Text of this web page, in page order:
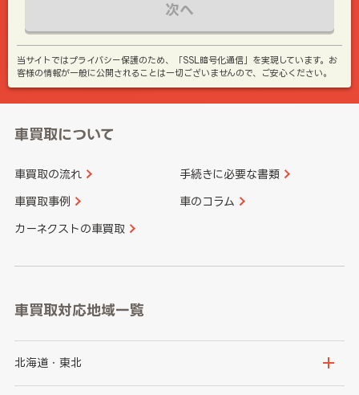
次へ
当サイトではプライバシー保護のため、「SSL暗号化通信」を実現しています。お
客様の情報が一般に公開されることは一切ございませんので、ご安心ください。
車買取について
車買取の流れ 手続きに必要な書類
車買取事例 車のコラム
カーネクストの車買取
車買取対応地域一覧
北海道・東北